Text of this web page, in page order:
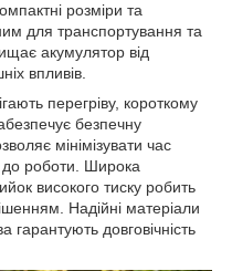
розміри та
для транспортування та
акумулятор від
впливів.
перегріву, короткому
безпечну
мінімізувати час
роботи. Широка
високого тиску робить
Надійні матеріали
гарантують довговічність